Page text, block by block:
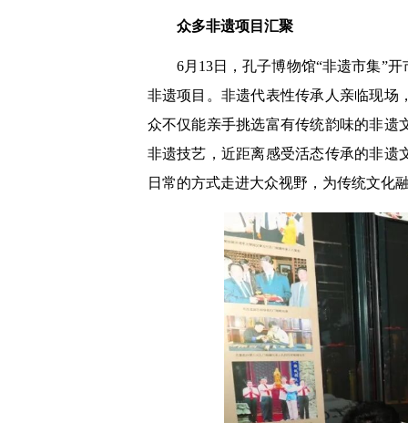
众多非遗项目汇聚
6月13日，孔子博物馆“非遗市集”
非遗项目。非遗代表性传承人亲临现场
众不仅能亲手挑选富有传统韵味的非遗
非遗技艺，近距离感受活态传承的非遗
日常的方式走进大众视野，为传统文化